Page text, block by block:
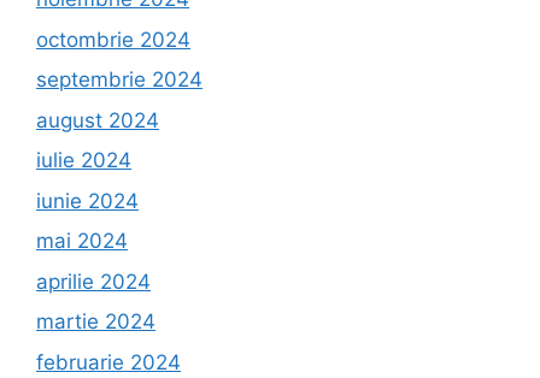
octombrie 2024
septembrie 2024
august 2024
iulie 2024
iunie 2024
mai 2024
aprilie 2024
martie 2024
februarie 2024